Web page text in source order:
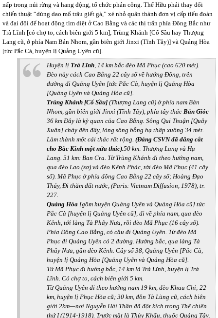
nấp trong núi rừng và hang động, tổ chức phản công. Thế Hữu phải thay đổi
chiến thuật “dùng dao mổ trâu giết gà,” xé nhỏ quân thành đơn vị cấp tiểu đoàn
và đại đội để hoạt động tìm diệt ở Cao Bằng và các thị trấn phía Đông Bắc như
Trà Lĩnh [có chợ to, cách biên giới 5 km], Trùng Khánh [Cố Sầu hay Thượng
Lang cũ, ở phía Nam Bản Nhom, gần biên giới Jinxi (Tĩnh Tây)] và Quảng Hòa
[tức Pắc Cà, huyện lị Quảng Uyên cũ].
Huyện lị Trà Lĩnh, 14 km bắc đèo Mã Phục (cao 620 mét).
Đèo này cách Cao Bằng 22 cây số về hướng Đông, trên
đường đi Quảng Uyên [tức Pắc Cà, huyện lị Quảng Hòa
[Quảng Uyên và Quảng Hòa cũ].
Trùng Khánh [Cố Sầu] (Thượng Lang cũ) ở phía nam Bản
Nhom, gần biên giới Jinxi (Tĩnh Tây), phía tây thác Bản Giốc
36 km Đây là kỳ quan của Cao Bằng. Sông Qui Thuận [Quây
Xuân] chảy đến đây, lòng sông bỗng hạ thấp xuống 34 mét.
Làm thành một cái thác rất rộng. (Đảng CSVN đã dâng cắt
cho Bắc Kinh một nửa thác).50 km: Thượng Lang và Hạ
Lang. 51 km: Ban Cra. Từ Trùng Khánh đi theo hướng nam,
qua đèo Lao (sợ) và đèo Kênh Phác, tới đèo Mã Phục (41 cây
số). Mã Phục ở phía đông Cao Bằng 22 cây số; Hoàng Đạo
Thúy, Đi thăm đất nước, (Paris: Vietnam Diffusion, 1978), tr.
227.
Quảng Hòa [gồm huyện Quảng Uyên và Quảng Hòa cũ] tức
Pắc Cà [huyện lị Quảng Uyên cũ], đi về phía nam, qua đèo
Kênh, tới làng Tà Phây Nưa, rồi đèo Mã Phục (16 cây số).
Phía Đông Cao Bằng, có cầu đi Quảng Uyên. Từ đèo Mã
Phục đi Quảng Uyên có 2 đường. Hướng bắc, qua làng Tà
Phây Nưa, gần đèo Kênh. Cây số 38, Quảng Uyên [Pắc Cà,
huyện lị Quảng Hòa [Quảng Uyên và Quảng Hòa cũ].
Từ Mã Phục đi hướng bắc, 14 km là Trà Lĩnh, huyện lị Trà
Lĩnh. Có chợ to, cách biên giới 5 km.
Từ Quảng Uyên đi theo hướng nam 19 km, đèo Khau Chỉ; 22
km, huyện lị Phục Hòa cũ; 30 km, đồn Tà Lùng cũ, cách biên
giới 2km—nơi Nguyễn Hải Thần đã đột kích trong Thế chiến
thứ I (1914-1918). Trước mặt là Thủy Khẩu, thuộc Quảng Tây,